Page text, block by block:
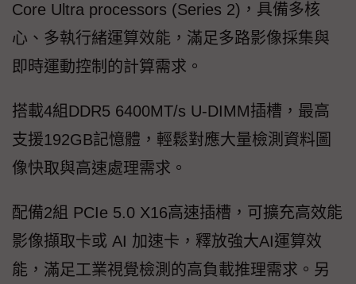
Core Ultra processors (Series 2)，具備多核
心、多執行緒運算效能，滿足多路影像採集與
即時運動控制的計算需求。
搭載4組DDR5 6400MT/s U-DIMM插槽，最高
支援192GB記憶體，輕鬆對應大量檢測資料圖
像快取與高速處理需求。
配備2組 PCIe 5.0 X16高速插槽，可擴充高效能
影像擷取卡或 AI 加速卡，釋放強大AI運算效
能，滿足工業視覺檢測的高負載推理需求。另